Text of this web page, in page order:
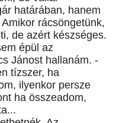
határában, hanem
rácsöngetünk,
de azért készséges.
épül az
Jánost hallanám. -
tízszer, ha
ilyenkor persze
ha összeadom,